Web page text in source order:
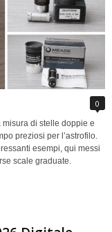
0
di stelle doppie e
preziosi per l’astrofilo.
esempi, qui messi
scale graduate.